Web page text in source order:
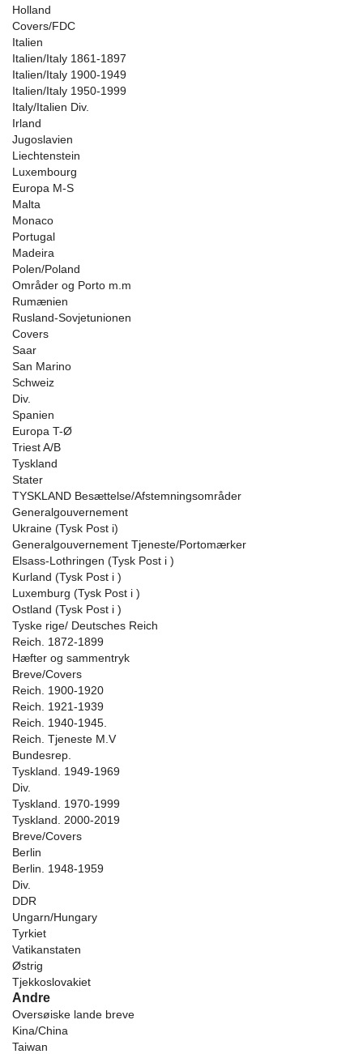
Holland
Covers/FDC
Italien
Italien/Italy 1861-1897
Italien/Italy 1900-1949
Italien/Italy 1950-1999
Italy/Italien Div.
Irland
Jugoslavien
Liechtenstein
Luxembourg
Europa M-S
Malta
Monaco
Portugal
Madeira
Polen/Poland
Områder og Porto m.m
Rumænien
Rusland-Sovjetunionen
Covers
Saar
San Marino
Schweiz
Div.
Spanien
Europa T-Ø
Triest A/B
Tyskland
Stater
TYSKLAND Besættelse/Afstemningsområder
Generalgouvernement
Ukraine (Tysk Post i)
Generalgouvernement Tjeneste/Portomærker
Elsass-Lothringen (Tysk Post i )
Kurland (Tysk Post i )
Luxemburg (Tysk Post i )
Ostland (Tysk Post i )
Tyske rige/ Deutsches Reich
Reich. 1872-1899
Hæfter og sammentryk
Breve/Covers
Reich. 1900-1920
Reich. 1921-1939
Reich. 1940-1945.
Reich. Tjeneste M.V
Bundesrep.
Tyskland. 1949-1969
Div.
Tyskland. 1970-1999
Tyskland. 2000-2019
Breve/Covers
Berlin
Berlin. 1948-1959
Div.
DDR
Ungarn/Hungary
Tyrkiet
Vatikanstaten
Østrig
Tjekkoslovakiet
Andre
Oversøiske lande breve
Kina/China
Taiwan